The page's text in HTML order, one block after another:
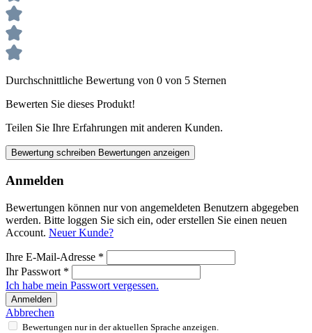
Durchschnittliche Bewertung von 0 von 5 Sternen
Bewerten Sie dieses Produkt!
Teilen Sie Ihre Erfahrungen mit anderen Kunden.
Bewertung schreiben Bewertungen anzeigen
Anmelden
Bewertungen können nur von angemeldeten Benutzern abgegeben
werden. Bitte loggen Sie sich ein, oder erstellen Sie einen neuen
Account. Neuer Kunde?
Ihre E-Mail-Adresse *
Ihr Passwort *
Ich habe mein Passwort vergessen.
Anmelden
Abbrechen
Bewertungen nur in der aktuellen Sprache anzeigen.